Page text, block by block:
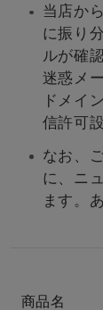
当店か
に振り
ルが確
迷惑メ
ドメイ
信許可
なお、
に、ニ
ます。
商品名